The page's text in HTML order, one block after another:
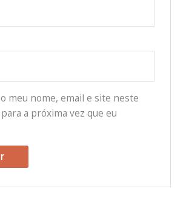
meu nome, email e site neste
a próxima vez que eu